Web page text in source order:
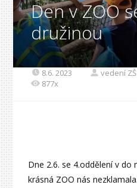
Den v ZOO
družinou
8.6. 2023
vedení
877x
Dne 2.6. se 4.oddělení v do
krásná ZOO nás